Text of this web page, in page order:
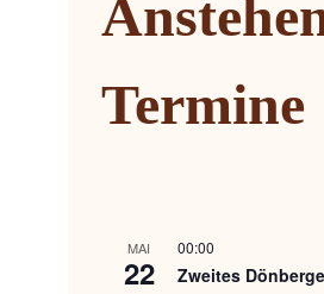
Termine
MAI
22
00:00
Zweites